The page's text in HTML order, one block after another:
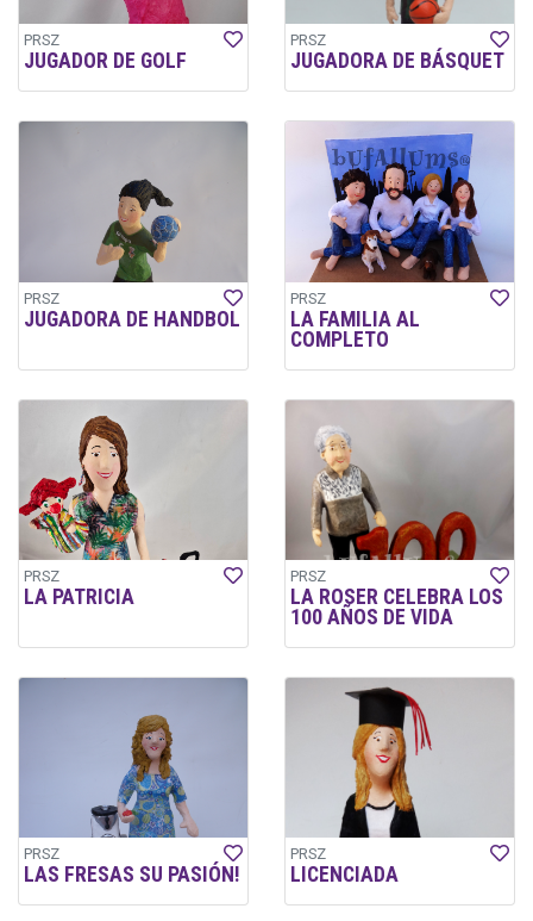
PRSZ
JUGADOR DE GOLF
PRSZ
JUGADORA DE BÁSQUET
PRSZ
JUGADORA DE HANDBOL
PRSZ
LA FAMILIA AL
COMPLETO
PRSZ
LA PATRICIA
PRSZ
LA ROSER CELEBRA LOS
100 AÑOS DE VIDA
PRSZ
LAS FRESAS SU PASIÓN!
PRSZ
LICENCIADA